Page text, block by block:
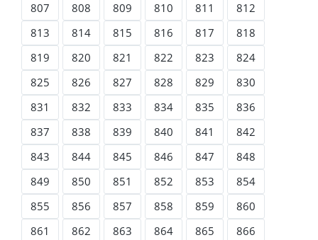
807
808 809 810 811
812
813
814 815 816 817
818
819
820 821 822 823
824
825
826 827 828 829
830
831
832 833 834 835
836
837
838 839 840 841
842
843
844 845 846 847
848
849
850 851 852 853
854
855
856 857 858 859
860
861
862 863 864 865
866